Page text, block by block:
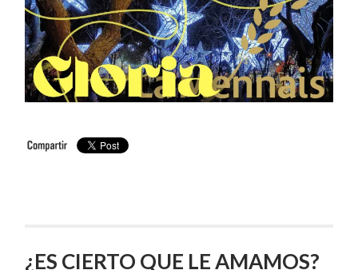
¿ES CIERTO QUE LE AMAMOS?